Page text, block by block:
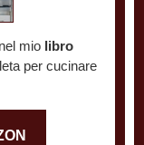
mio libro
per cucinare